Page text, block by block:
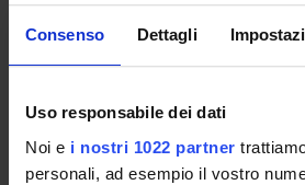
Consenso Dettagli
Uso responsabile dei dati
Noi e i nostri 1022 partner
personali, ad esempio il vostro
Persone
Luoghi